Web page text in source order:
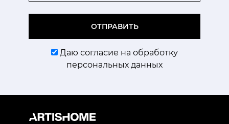
ОТПРАВИТЬ
Даю согласие на обработку
персональных данных